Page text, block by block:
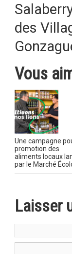
Salaberry
des
Vous
Une campagne
promotion des
aliments locaux
par le Marché
Laisser